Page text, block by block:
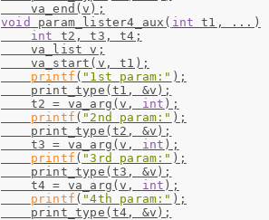
void
param_lister4_aux( int t1, ...)
int t2, t3, t4;
    va_list v;
    va_start(v, t1);
printf ( "1st param:" );
    print_type(t1, &v);
    t2 = va_arg(v,
int );
printf ( "2nd param:" );
    print_type(t2, &v);
    t3 = va_arg(v,
int );
printf ( "3rd param:" );
    print_type(t3, &v);
    t4 = va_arg(v,
int );
printf ( "4th param:" );
    print_type(t4, &v);